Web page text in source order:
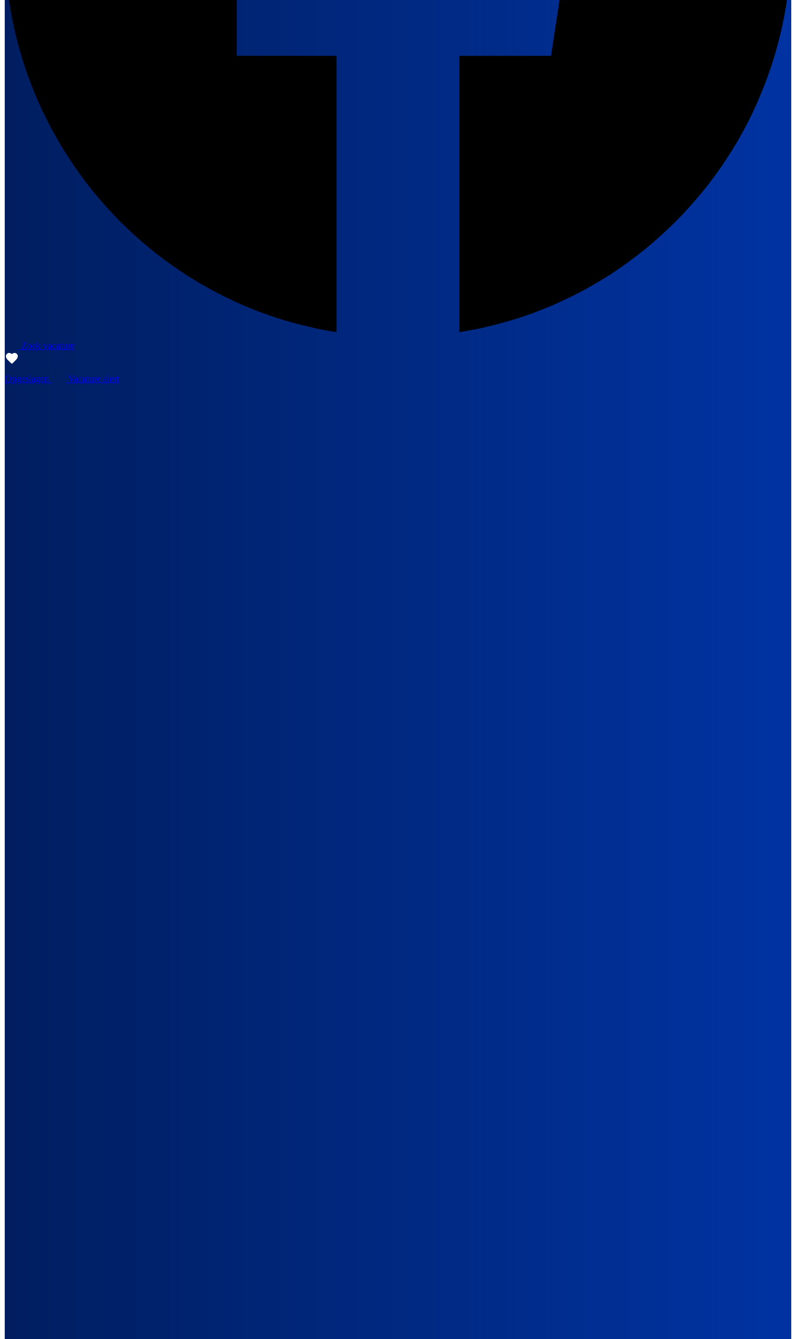
Zoek vacature
Opgeslagen Vacature alert